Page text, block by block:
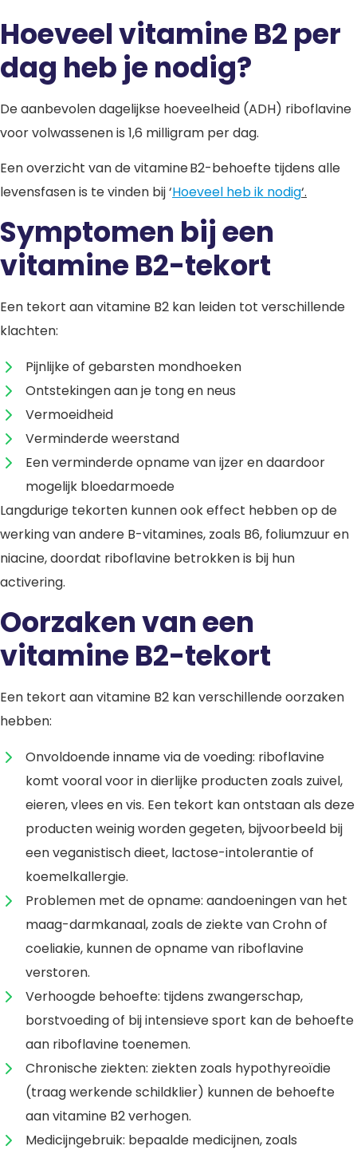
Hoeveel vitamine B2 per
dag heb je nodig?
De aanbevolen dagelijkse hoeveelheid (ADH) riboflavine
voor volwassenen is 1,6 milligram per dag.
Een overzicht van de vitamine B2-behoefte tijdens alle
levensfasen is te vinden bij ‘Hoeveel heb ik nodig‘.
Symptomen bij een
vitamine B2-tekort
Een tekort aan vitamine B2 kan leiden tot verschillende
klachten:
Pijnlijke of gebarsten mondhoeken
Ontstekingen aan je tong en neus
Vermoeidheid
Verminderde weerstand
Een verminderde opname van ijzer en daardoor
mogelijk bloedarmoede
Langdurige tekorten kunnen ook effect hebben op de
werking van andere B-vitamines, zoals B6, foliumzuur en
niacine, doordat riboflavine betrokken is bij hun
activering.
Oorzaken van een
vitamine B2-tekort
Een tekort aan vitamine B2 kan verschillende oorzaken
hebben:
Onvoldoende inname via de voeding: riboflavine
komt vooral voor in dierlijke producten zoals zuivel,
eieren, vlees en vis. Een tekort kan ontstaan als deze
producten weinig worden gegeten, bijvoorbeeld bij
een veganistisch dieet, lactose-intolerantie of
koemelkallergie.
Problemen met de opname: aandoeningen van het
maag-darmkanaal, zoals de ziekte van Crohn of
coeliakie, kunnen de opname van riboflavine
verstoren.
Verhoogde behoefte: tijdens zwangerschap,
borstvoeding of bij intensieve sport kan de behoefte
aan riboflavine toenemen.
Chronische ziekten: ziekten zoals hypothyreoïdie
(traag werkende schildklier) kunnen de behoefte
aan vitamine B2 verhogen.
Medicijngebruik: bepaalde medicijnen, zoals